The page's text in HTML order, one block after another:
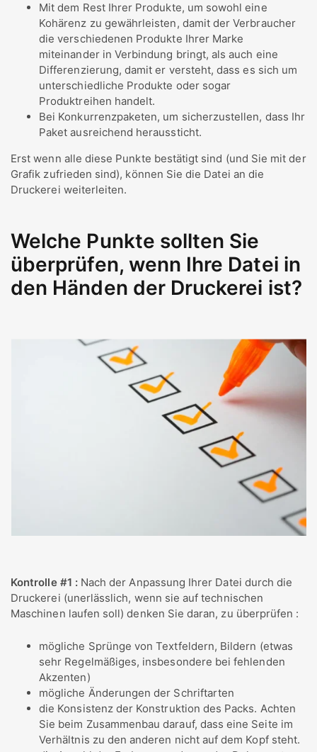
Mit dem Rest Ihrer Produkte, um sowohl eine
Kohärenz zu gewährleisten, damit der Verbraucher
die verschiedenen Produkte Ihrer Marke
miteinander in Verbindung bringt, als auch eine
Differenzierung, damit er versteht, dass es sich um
unterschiedliche Produkte oder sogar
Produktreihen handelt.
Bei Konkurrenzpaketen, um sicherzustellen, dass Ihr
Paket ausreichend heraussticht.
Erst wenn alle diese Punkte bestätigt sind (und Sie mit der
Grafik zufrieden sind), können Sie die Datei an die
Druckerei weiterleiten.
Welche Punkte sollten Sie
überprüfen, wenn Ihre Datei in
den Händen der Druckerei ist?
Kontrolle #1 : Nach der Anpassung Ihrer Datei durch die
Druckerei (unerlässlich, wenn sie auf technischen
Maschinen laufen soll) denken Sie daran, zu überprüfen :
mögliche Sprünge von Textfeldern, Bildern (etwas
sehr Regelmäßiges, insbesondere bei fehlenden
Akzenten)
mögliche Änderungen der Schriftarten
die Konsistenz der Konstruktion des Packs. Achten
Sie beim Zusammenbau darauf, dass eine Seite im
Verhältnis zu den anderen nicht auf dem Kopf steht.